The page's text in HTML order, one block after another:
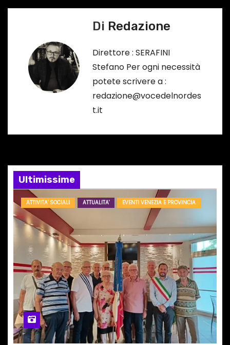
i
n
e
a
r
t
i
c
o
l
i
Di Redazione
Direttore : SERAFINI
Stefano Per ogni necessità
potete scrivere a :
redazione@vocedelnordes
t.it
Ultimissime
ATTIVITA' SOCIALI ATTUALITA' EVENTI VENEZIA E PROVINCIA